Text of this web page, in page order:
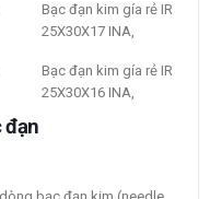
Bạc đạn kim gía rẻ IR
25X30X17 INA,
Bạc đạn kim gía rẻ IR
25X30X16 INA,
đạn